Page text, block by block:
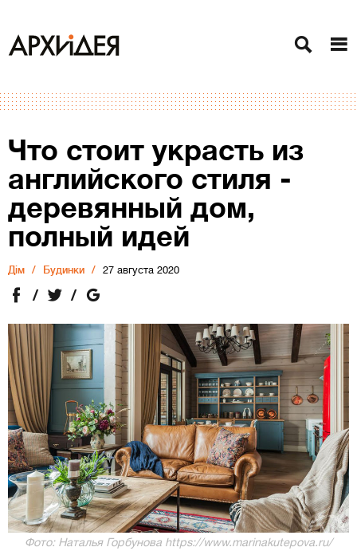
Что стоит украсть из
английского стиля -
деревянный дом,
полный идей
Дiм Будинки 27 августа 2020
Фото: Наталья Горбунова https://www.marinakutepova.ru/